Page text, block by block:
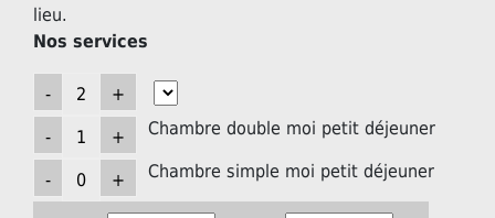
lieu.
Nos services
Chambre double moi petit déjeuner
Chambre simple moi petit déjeuner